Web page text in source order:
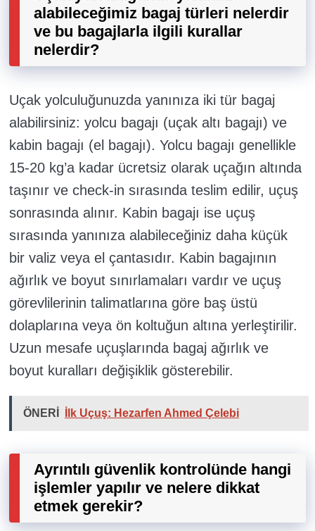
alabileceğimiz bagaj türleri nelerdir
ve bu bagajlarla ilgili kurallar
nelerdir?
Uçak yolculuğunuzda yanınıza iki tür bagaj
alabilirsiniz: yolcu bagajı (uçak altı bagajı) ve
kabin bagajı (el bagajı). Yolcu bagajı genellikle
15-20 kg’a kadar ücretsiz olarak uçağın altında
taşınır ve check-in sırasında teslim edilir, uçuş
sonrasında alınır. Kabin bagajı ise uçuş
sırasında yanınıza alabileceğiniz daha küçük
bir valiz veya el çantasıdır. Kabin bagajının
ağırlık ve boyut sınırlamaları vardır ve uçuş
görevlilerinin talimatlarına göre baş üstü
dolaplarına veya ön koltuğun altına yerleştirilir.
Uzun mesafe uçuşlarında bagaj ağırlık ve
boyut kuralları değişiklik gösterebilir.
ÖNERİ İlk Uçuş: Hezarfen Ahmed Çelebi
Ayrıntılı güvenlik kontrolünde hangi
işlemler yapılır ve nelere dikkat
etmek gerekir?